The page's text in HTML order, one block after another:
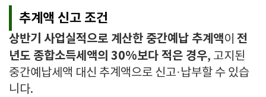
추계액 신고 조건
상반기 사업실적으로 계산한 중간예납 추계액이 전
년도 종합소득세액의 30%보다 적은 경우, 고지된
중간예납세액 대신 추계액으로 신고·납부할 수 있습
니다.